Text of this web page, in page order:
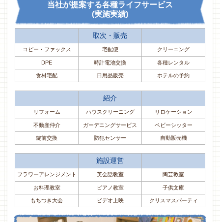
当社が提案する各種ライフサービス
(実施実績)
取次・販売
コピー・ファックス 宅配便 クリーニング
DPE 時計電池交換 各種レンタル
食材宅配 日用品販売 ホテルの予約
紹介
リフォーム ハウスクリーニング リロケーション
不動産仲介 ガーデニングサービス ベビーシッター
錠前交換 防犯センサー 自動販売機
施設運営
フラワーアレンジメント 英会話教室 陶芸教室
お料理教室 ピアノ教室 子供文庫
もちつき大会 ビデオ上映 クリスマスパーティ